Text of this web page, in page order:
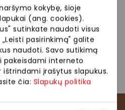
kokybę, šioje
(ang. cookies).
sutinkate naudoti visus
pasirinkimą" galite
naudoti. Savo sutikimą
interneto
įrašytus slapukus.
čia: Slapukų politika
asortimentui salone
ir negalioja rinkiniams bei